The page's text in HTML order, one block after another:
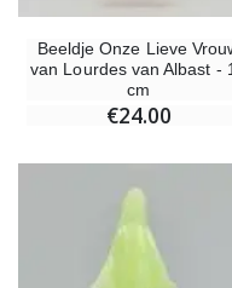
Beeldje Onze Lieve
van Lourdes van Albast -
cm
€24.00